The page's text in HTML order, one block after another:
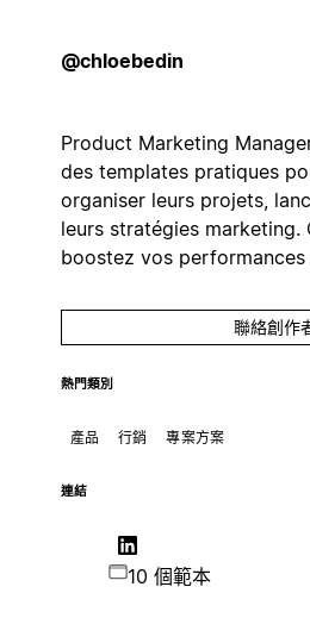
@chloebedin
Product Marketing
des templates pratiques
organiser leurs projets,
leurs stratégies marketing.
boostez vos
聯絡創作
熱門類別
產品 行銷 專案方案
連結
10 個範本